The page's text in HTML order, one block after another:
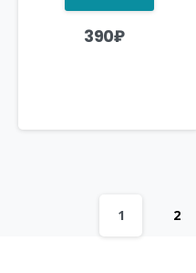
390₽
1 2